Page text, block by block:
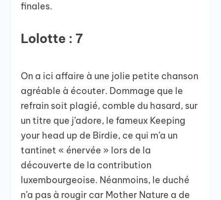
finales.
Lolotte : 7
On a ici affaire à une jolie petite chanson
agréable à écouter. Dommage que le
refrain soit plagié, comble du hasard, sur
un titre que j’adore, le fameux Keeping
your head up de Birdie, ce qui m’a un
tantinet « énervée » lors de la
découverte de la contribution
luxembourgeoise. Néanmoins, le duché
n’a pas à rougir car Mother Nature a de